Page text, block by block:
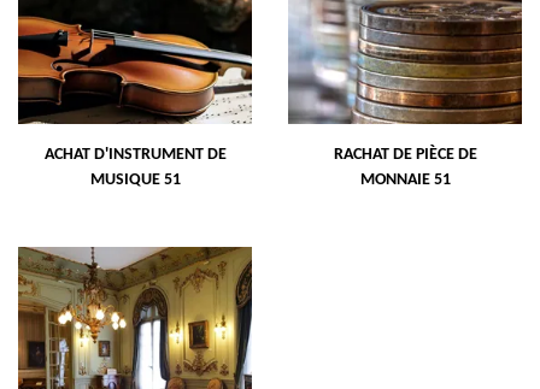
ACHAT D'INSTRUMENT DE
MUSIQUE 51
RACHAT DE PIÈCE DE
MONNAIE 51